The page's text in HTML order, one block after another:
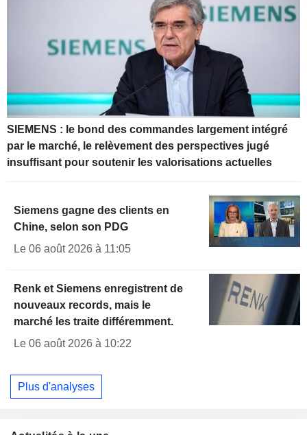
SIEMENS : le bond des commandes largement intégré
par le marché, le relèvement des perspectives jugé
insuffisant pour soutenir les valorisations actuelles
Siemens gagne des clients en
Chine, selon son PDG
Le 06 août 2026 à 11:05
Renk et Siemens enregistrent de
nouveaux records, mais le
marché les traite différemment.
Le 06 août 2026 à 10:22
Plus d'analyses